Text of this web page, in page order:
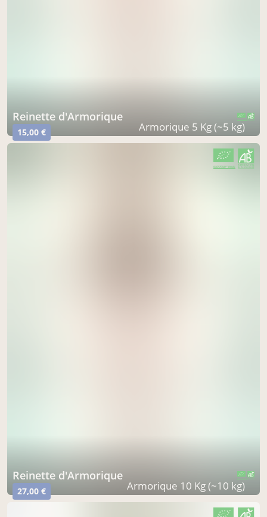
Reinette d'Armorique
15,00 € Armorique 5 Kg (~5 kg)
Reinette d'Armorique
27,00 € Armorique 10 Kg (~10 kg)
CERTIFIÉ PAR FR-BIO-01
AGRICULTURE FRANCE